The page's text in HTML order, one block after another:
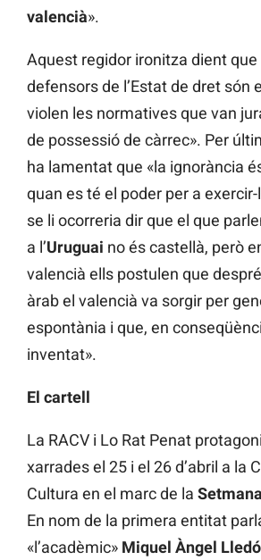
valencià».
Aquest regidor ironitza dient que
defensors de l’Estat de dret són
violen les normatives que van
de possessió de càrrec». Per
ha lamentat que «la ignorància
quan es té el poder per a
se li ocorreria dir que el que
a l’Uruguai no és castellà, però
valencià ells postulen que
àrab el valencià va sorgir per
espontània i que, en
inventat».
El cartell
La RACV i Lo Rat Penat
xarrades el 25 i el 26 d’abril a la
Cultura en el marc de la
En nom de la primera entitat
«l’acadèmic» Miquel Àngel Lledó